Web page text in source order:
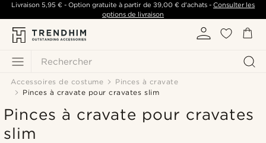
Rechercher
Livraison 5,95 €- Option gratuite à partir de 39,00 €d'achats -Consulter les
options de livraison
Accessoires de costume
Pinces à cravate
Pinces à cravate pour cravates slim
Pinces à cravate pour cravates
slim